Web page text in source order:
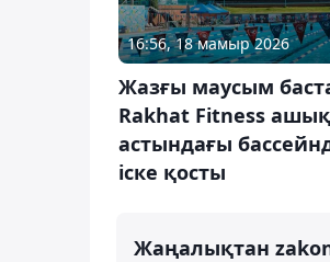
16:56, 18 мамыр 2026
Жазғы маусым
Rakhat Fitness
астындағы
іске қосты
Жаңалықтан